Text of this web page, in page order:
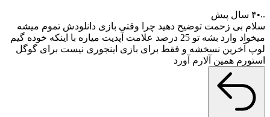
.. ۴ سال پیش
سلام بی زحمت توضیح دهید چرا وقتی بازی دانلودش تموم میشه
میخواد وارد بشه تو 25 درصد علامت آپدیت میاره با اینکه خوده گیم
لوپ آخرین نسخشه و فقط برای بازی اینجوری نیست برای گوگل
استورم همین آلارم آورد